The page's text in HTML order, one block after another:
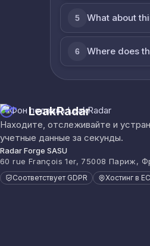
5 What about
6 Where does
LeakRadar
Находите, отслеживайте и
учетные данные за секунды.
Radar Forge SASU
60 rue François 1er, 75008 Париж,
Соответствует GDPR Хостинг в ЕС